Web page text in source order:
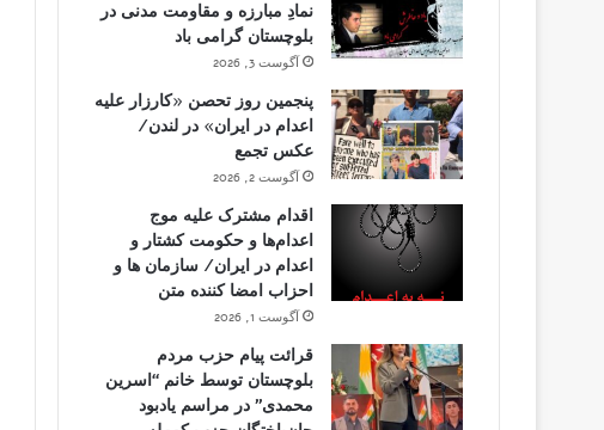
نمادِ مبارزه و مقاومت مدنی در
بلوچستان گرامی باد
آگوست 3, 2026
پنجمین روز تحصن «کارزار علیه
اعدام در ایران» در لندن/
عکس تجمع
آگوست 2, 2026
اقدام مشترک علیه موج
اعدام‌ها و حکومت کشتار و
اعدام در ایران/ سازمان ها و
احزاب امضا کننده متن
آگوست 1, 2026
قرائت پیام حزب مردم
بلوچستان توسط خانم “اسرین
محمدی” در مراسم یادبود